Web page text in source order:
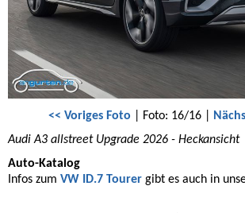
<< Voriges Foto | Foto: 16/16 |
Audi A3 allstreet Upgrade 2026 - Heckansicht
Auto-Katalog
Infos zum VW ID.7 Tourer gibt es auch in